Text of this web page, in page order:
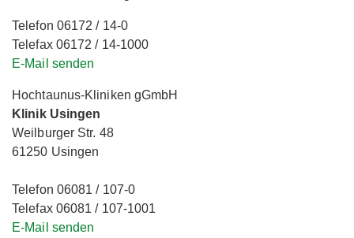
Telefon 06172 / 14-0
Telefax 06172 / 14-1000
E-Mail senden
Hochtaunus-Kliniken gGmbH
Klinik Usingen
Weilburger Str. 48
61250 Usingen
Telefon 06081 / 107-0
Telefax 06081 / 107-1001
E-Mail senden